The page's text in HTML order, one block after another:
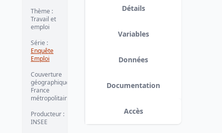
Thème :
Travail et
emploi
Série :
Enquête
Emploi
Couverture
géographique
France
métropolitaine
Producteur :
INSEE
Détails
Variables
Données
Documentation
Accès